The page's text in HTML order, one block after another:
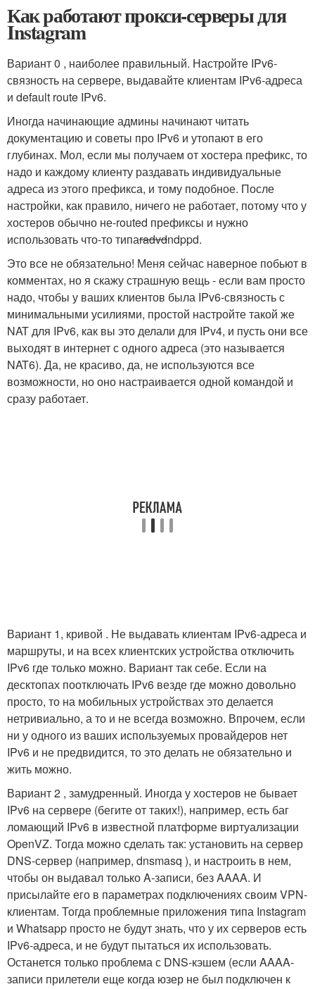
Как работают прокси-серверы для
Instagram
Вариант 0 , наиболее правильный. Настройте IPv6-
связность на сервере, выдавайте клиентам IPv6-адреса
и default route IPv6.
Иногда начинающие админы начинают читать
документацию и советы про IPv6 и утопают в его
глубинах. Мол, если мы получаем от хостера префикс, то
надо и каждому клиенту раздавать индивидуальные
адреса из этого префикса, и тому подобное. После
настройки, как правило, ничего не работает, потому что у
хостеров обычно не-routed префиксы и нужно
использовать что-то типаradvdndppd.
Это все не обязательно! Меня сейчас наверное побьют в
комментах, но я скажу страшную вещь - если вам просто
надо, чтобы у ваших клиентов была IPv6-связность с
минимальными усилиями, простой настройте такой же
NAT для IPv6, как вы это делали для IPv4, и пусть они все
выходят в интернет с одного адреса (это называется
NAT6). Да, не красиво, да, не используются все
возможности, но оно настраивается одной командой и
сразу работает.
Вариант 1, кривой . Не выдавать клиентам IPv6-адреса и
маршруты, и на всех клиентских устройства отключить
IPv6 где только можно. Вариант так себе. Если на
десктопах поотключать IPv6 везде где можно довольно
просто, то на мобильных устройствах это делается
нетривиально, а то и не всегда возможно. Впрочем, если
ни у одного из ваших используемых провайдеров нет
IPv6 и не предвидится, то это делать не обязательно и
жить можно.
Вариант 2 , замудренный. Иногда у хостеров не бывает
IPv6 на сервере (бегите от таких!), например, есть баг
ломающий IPv6 в известной платформе виртуализации
OpenVZ. Тогда можно сделать так: установить на сервер
DNS-сервер (например, dnsmasq ), и настроить в нем,
чтобы он выдавал только A-записи, без AAAA. И
присылайте его в параметрах подключениях своим VPN-
клиентам. Тогда проблемные приложения типа Instagram
и Whatsapp просто не будут знать, что у их серверов есть
IPv6-адреса, и не будут пытаться их использовать.
Останется только проблема с DNS-кэшем (если AAAA-
записи прилетели еще когда юзер не был подключен к